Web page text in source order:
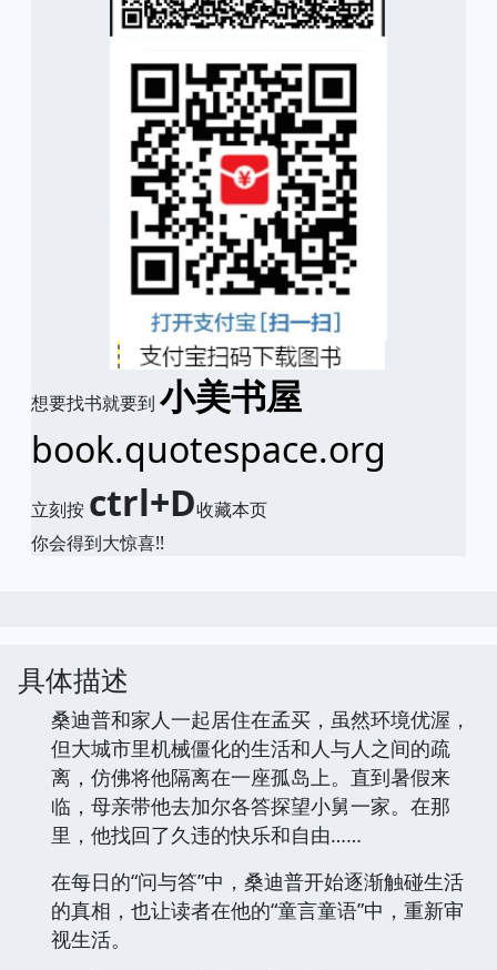
想要找书就要到 小美书屋
book.quotespace.org
立刻按 ctrl+D收藏本页
你会得到大惊喜!!
具体描述
桑迪普和家人一起居住在孟买，虽然环境优渥，
但大城市里机械僵化的生活和人与人之间的疏
离，仿佛将他隔离在一座孤岛上。直到暑假来
临，母亲带他去加尔各答探望小舅一家。在那
里，他找回了久违的快乐和自由……
在每日的“问与答”中，桑迪普开始逐渐触碰生活
的真相，也让读者在他的“童言童语”中，重新审
视生活。